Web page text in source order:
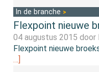
In de branche
Flexpoint nieuwe
04 augustus 2015 door
Flexpoint nieuwe
…]